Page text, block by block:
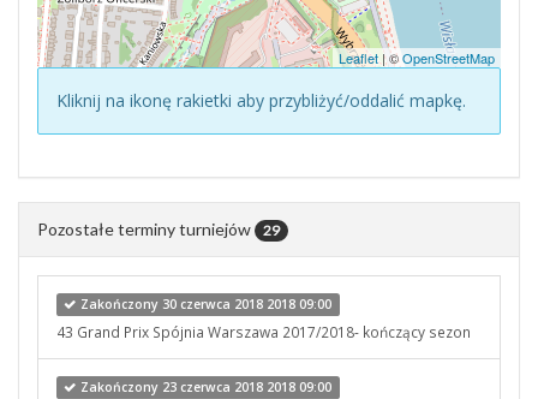
Leaflet | ©OpenStreetMap
Kliknij na ikonę rakietki aby przybliżyć/oddalić mapkę.
Pozostałe terminy turniejów 29
Zakończony 30 czerwca 2018 2018 09:00
43 Grand Prix Spójnia Warszawa 2017/2018- kończący sezon
Zakończony 23 czerwca 2018 2018 09:00